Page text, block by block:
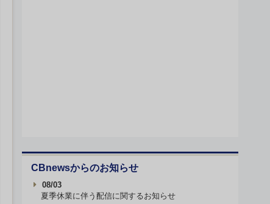
CBnewsからのお知らせ
08/03
夏季休業に伴う配信に関するお知らせ